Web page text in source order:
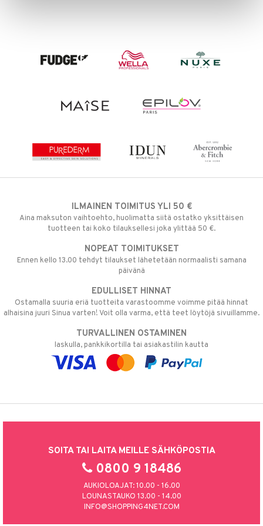
ILMAINEN TOIMITUS YLI 50 €
Aina maksuton vaihtoehto, huolimatta siitä ostatko yksittäisen
tuotteen tai koko tilauksellesi joka ylittää 50 €.
NOPEAT TOIMITUKSET
Ennen kello 13.00 tehdyt tilaukset lähetetään normaalisti samana
päivänä
EDULLISET HINNAT
Ostamalla suuria eriä tuotteita varastoomme voimme pitää hinnat
alhaisina juuri Sinua varten! Voit olla varma, että teet löytöjä sivuillamme.
TURVALLINEN OSTAMINEN
laskulla, pankkikortilla tai asiakastilin kautta
SOITA TAI LAITA MEILLE SÄHKÖPOSTIA
0800 9 18486
AUKIOLOAJAT: 10.00 - 16.00
LOUNASTAUKO 13.00 - 14.00
INFO@SHOPPING4NET.COM